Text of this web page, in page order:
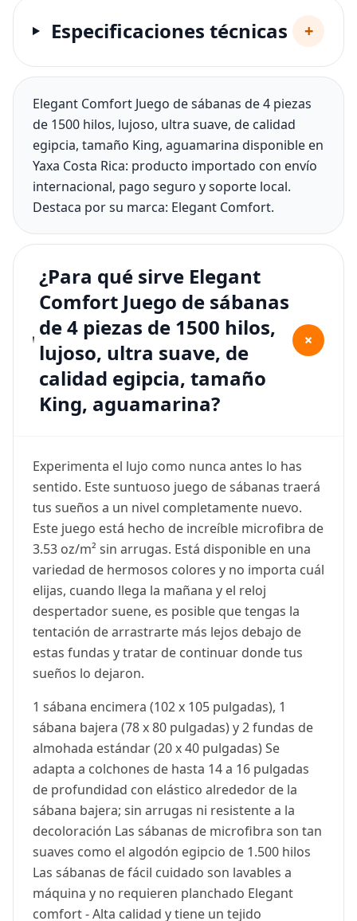
Especificaciones técnicas +
Elegant Comfort Juego de sábanas de 4 piezas
de 1500 hilos, lujoso, ultra suave, de calidad
egipcia, tamaño King, aguamarina disponible en
Yaxa Costa Rica: producto importado con envío
internacional, pago seguro y soporte local.
Destaca por su marca: Elegant Comfort.
¿Para qué sirve Elegant
Comfort Juego de sábanas
de 4 piezas de 1500 hilos,
lujoso, ultra suave, de
calidad egipcia, tamaño
King, aguamarina?
+
Experimenta el lujo como nunca antes lo has
sentido. Este suntuoso juego de sábanas traerá
tus sueños a un nivel completamente nuevo.
Este juego está hecho de increíble microfibra de
3.53 oz/m² sin arrugas. Está disponible en una
variedad de hermosos colores y no importa cuál
elijas, cuando llega la mañana y el reloj
despertador suene, es posible que tengas la
tentación de arrastrarte más lejos debajo de
estas fundas y tratar de continuar donde tus
sueños lo dejaron.
1 sábana encimera (102 x 105 pulgadas), 1
sábana bajera (78 x 80 pulgadas) y 2 fundas de
almohada estándar (20 x 40 pulgadas) Se
adapta a colchones de hasta 14 a 16 pulgadas
de profundidad con elástico alrededor de la
sábana bajera; sin arrugas ni resistente a la
decoloración Las sábanas de microfibra son tan
suaves como el algodón egipcio de 1.500 hilos
Las sábanas de fácil cuidado son lavables a
máquina y no requieren planchado Elegant
comfort - Alta calidad y tiene un tejido